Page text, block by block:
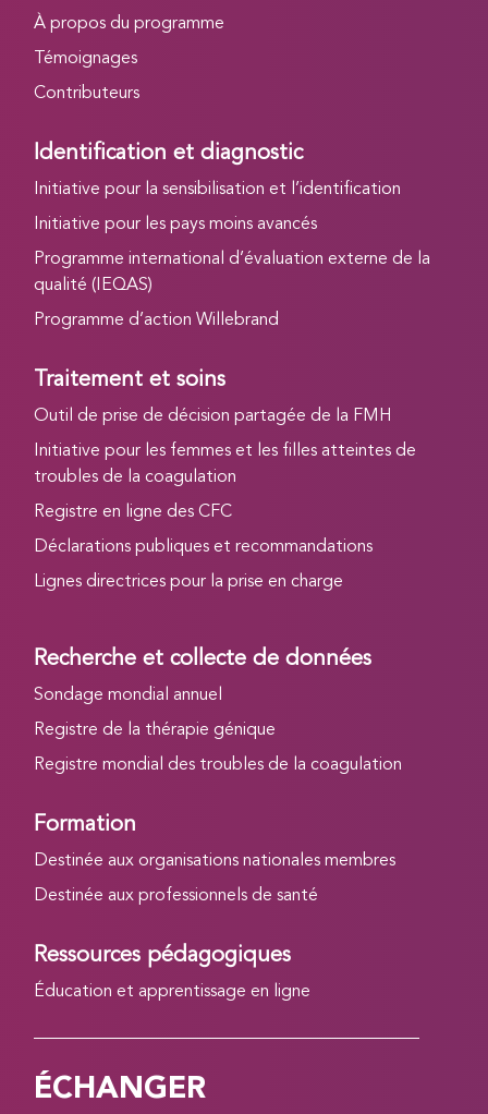
À propos du programme
Témoignages
Contributeurs
Identification et diagnostic
Initiative pour la sensibilisation et l’identification
Initiative pour les pays moins avancés
Programme international d’évaluation externe de la
qualité (IEQAS)
Programme d’action Willebrand
Traitement et soins
Outil de prise de décision partagée de la FMH
Initiative pour les femmes et les filles atteintes de
troubles de la coagulation
Registre en ligne des CFC
Déclarations publiques et recommandations
Lignes directrices pour la prise en charge
Recherche et collecte de données
Sondage mondial annuel
Registre de la thérapie génique
Registre mondial des troubles de la coagulation
Formation
Destinée aux organisations nationales membres
Destinée aux professionnels de santé
Ressources pédagogiques
Éducation et apprentissage en ligne
ÉCHANGER